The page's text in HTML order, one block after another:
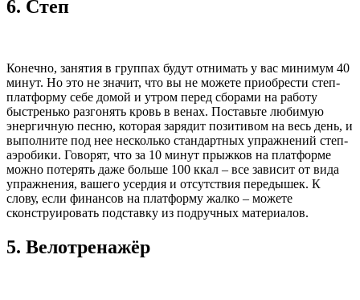
6. Степ
Конечно, занятия в группах будут отнимать у вас минимум 40
минут. Но это не значит, что вы не можете приобрести степ-
платформу себе домой и утром перед сборами на работу
быстренько разгонять кровь в венах. Поставьте любимую
энергичную песню, которая зарядит позитивом на весь день, и
выполните под нее несколько стандартных упражнений степ-
аэробики. Говорят, что за 10 минут прыжков на платформе
можно потерять даже больше 100 ккал – все зависит от вида
упражнения, вашего усердия и отсутствия передышек. К
слову, если финансов на платформу жалко – можете
сконструировать подставку из подручных материалов.
5. Велотренажёр